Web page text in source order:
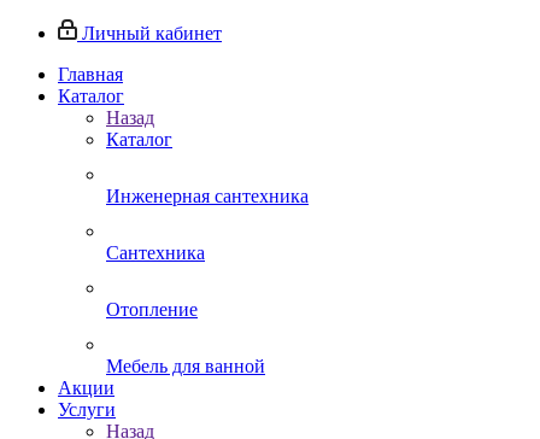
Личный кабинет
Главная
Каталог
Назад
Каталог
Инженерная сантехника
Сантехника
Отопление
Мебель для ванной
Акции
Услуги
Назад